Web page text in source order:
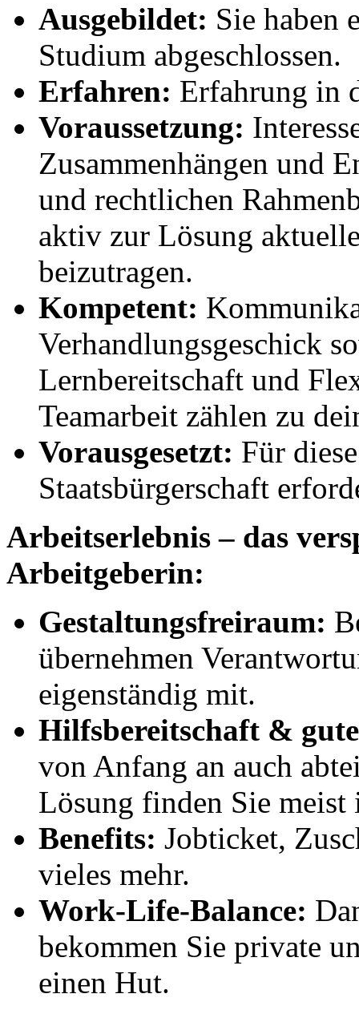
Ausgebildet: Sie haben
Studium abgeschlossen.
Erfahren: Erfahrung in
Voraussetzung:
Zusammenhängen und
und rechtlichen
aktiv zur Lösung
beizutragen.
Kompetent:
Verhandlungsgeschick
Lernbereitschaft und
Teamarbeit zählen zu
Vorausgesetzt: Für
Staatsbürgerschaft
Arbeitserlebnis – das
Arbeitgeberin:
Gestaltungsfreiraum:
übernehmen
eigenständig mit.
Hilfsbereitschaft &
von Anfang an auch
Lösung finden Sie meist
Benefits: Jobticket,
vieles mehr.
Work-Life-Balance:
bekommen Sie private
einen Hut.